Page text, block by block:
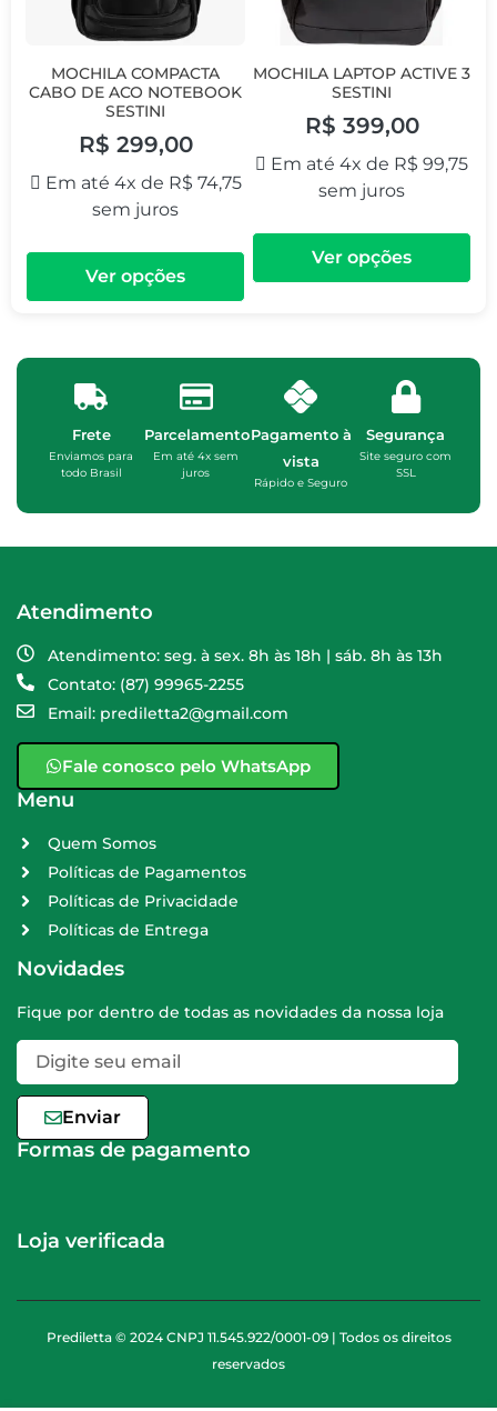
MOCHILA COMPACTA
CABO DE ACO NOTEBOOK
SESTINI
R$ 299,00
Em até 4x de R$ 74,75
sem juros
Ver opções
MOCHILA LAPTOP ACTIVE 3
SESTINI
R$ 399,00
Em até 4x de R$ 99,75
sem juros
Ver opções
Frete
Enviamos para
todo Brasil
Parcelamento
Em até 4x sem
juros
Pagamento à
vista
Rápido e Seguro
Segurança
Site seguro com
SSL
Atendimento
Atendimento: seg. à sex. 8h às 18h | sáb. 8h às 13h
Contato: (87) 99965-2255
Email: prediletta2@gmail.com
Fale conosco pelo WhatsApp
Menu
Quem Somos
Políticas de Pagamentos
Políticas de Privacidade
Políticas de Entrega
Novidades
Fique por dentro de todas as novidades da nossa loja
Enviar
Formas de pagamento
Loja verificada
Prediletta © 2024 CNPJ 11.545.922/0001-09 | Todos os direitos
reservados